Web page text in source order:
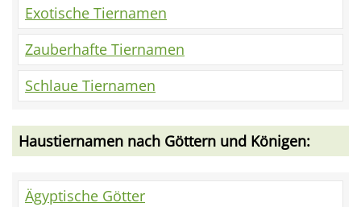
Exotische Tiernamen
Zauberhafte Tiernamen
Schlaue Tiernamen
Haustiernamen nach Göttern und Königen:
Ägyptische Götter